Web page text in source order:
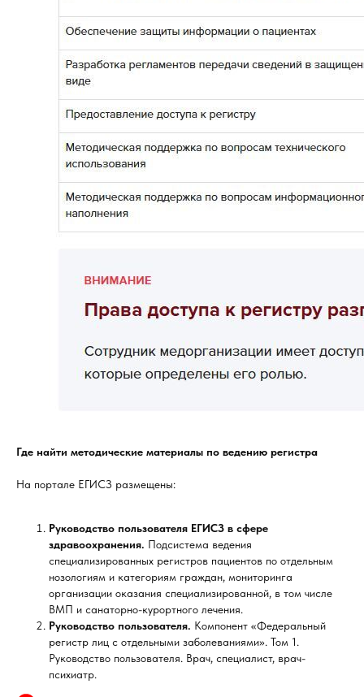
Где найти методические материалы по ведению регистра
На портале ЕГИСЗ размещены:
Руководство пользователя ЕГИСЗ в сфере
здравоохранения. Подсистема ведения
специализированных регистров пациентов по отдельным
нозологиям и категориям граждан, мониторинга
организации оказания специализированной, в том числе
ВМП и санаторно-курортного лечения.
Руководство пользователя. Компонент «Федеральный
регистр лиц с отдельными заболеваниями». Том 1.
Руководство пользователя. Врач, специалист, врач-
психиатр.